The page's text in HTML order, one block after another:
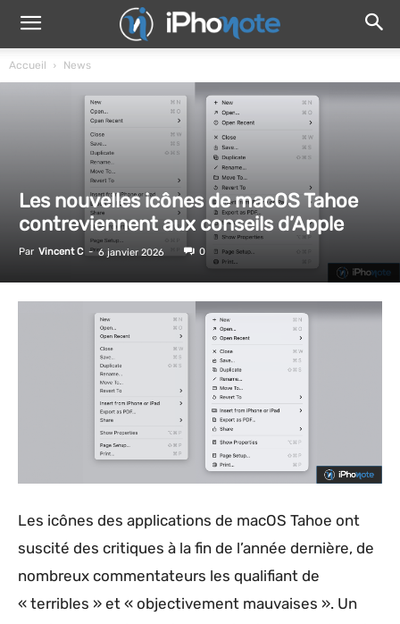
Accueil News
Les nouvelles icônes de macOS Tahoe
contreviennent aux conseils d’Apple
Par Vincent C - 6 janvier 2026 0
Les icônes des applications de macOS Tahoe ont
suscité des critiques à la fin de l’année dernière, de
nombreux commentateurs les qualifiant de
« terribles » et « objectivement mauvaises ». Un